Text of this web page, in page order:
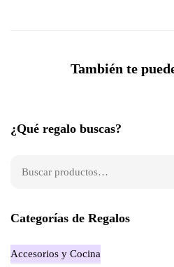
También te
¿Qué regalo buscas?
Categorías de Regalos
Accesorios y Cocina